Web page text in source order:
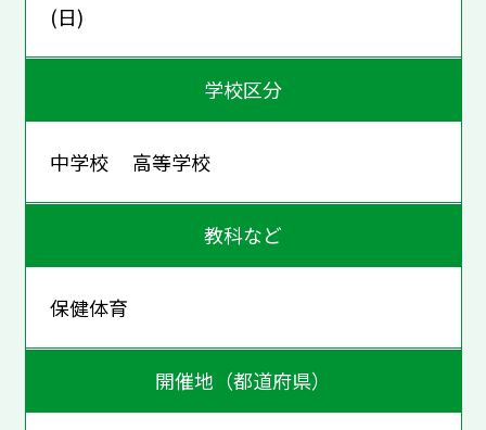
(日)
学校区分
中学校 高等学校
教科など
保健体育
開催地（都道府県）